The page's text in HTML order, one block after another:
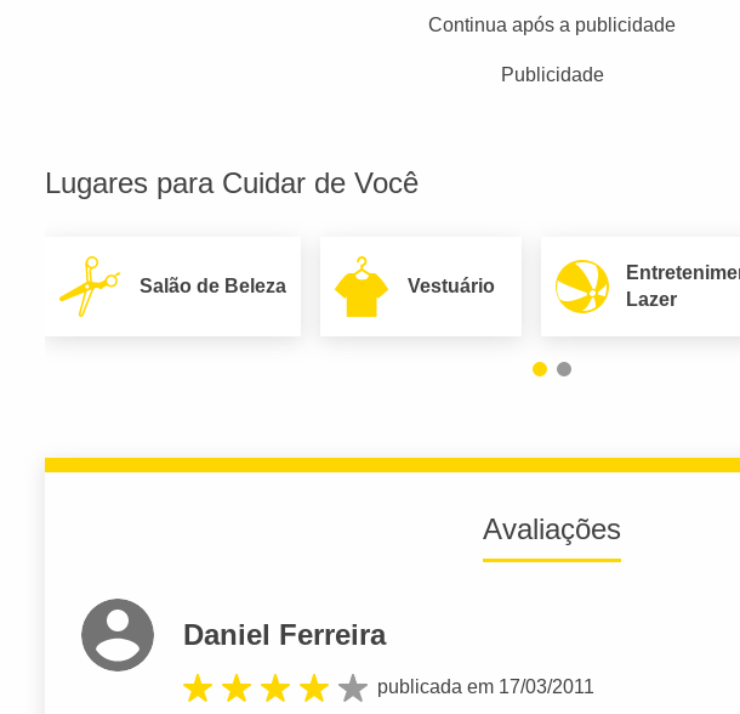
Continua após a publicidade
Publicidade
Lugares para Cuidar de Você
Salão de Beleza Vestuário
Lazer
Avaliações
Daniel Ferreira
publicada em 17/03/2011